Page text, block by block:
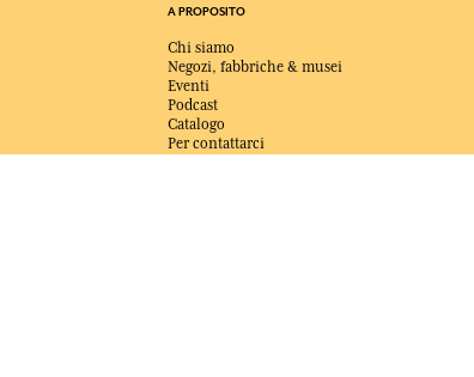
A PROPOSITO
Chi siamo
Negozi, fabbriche & musei
Eventi
Podcast
Catalogo
Per contattarci